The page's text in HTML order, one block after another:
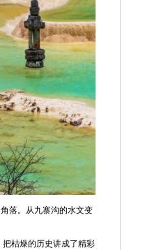
落。从九寨沟的水文变
把枯燥的历史讲成了精彩